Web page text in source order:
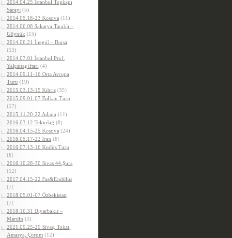
2014.04.25 İstanbul Topkapı
Sarayı (5)
2014.05.18-23 Kosova (11)
2014.06.08 Sakarya Taraklı –
Göynük (15)
2014.06.21 İnegöl – Bursa
(13)
2014.07.01 İstanbul Prof.
Yalçıntaş iftarı (4)
2014.09.11-16 Orta Avrupa
Turu (19)
2015.03.13-15 Kıbrıs(35)
2015.09.01-07 Balkan Turu
(17)
2015.11.20-22 Adana (11)
2016.03.12 Tekirdağ (8)
2016.04.15-25 Kosova (24)
2016.05.17-22 İran (8)
2016.07.13-16 Kudüs Turu
(6)
2016.10.28-30 Sivas 44.Şura
(12)
2017.04.15-22 Fas&Endülüs
(7)
2018.05.01-07 Özbekistan
(7)
2018.10.31 Diyarbakır –
Mardin (3)
2021.09.25-29 Sivas, Tokat,
Amasya, Çorum (12)